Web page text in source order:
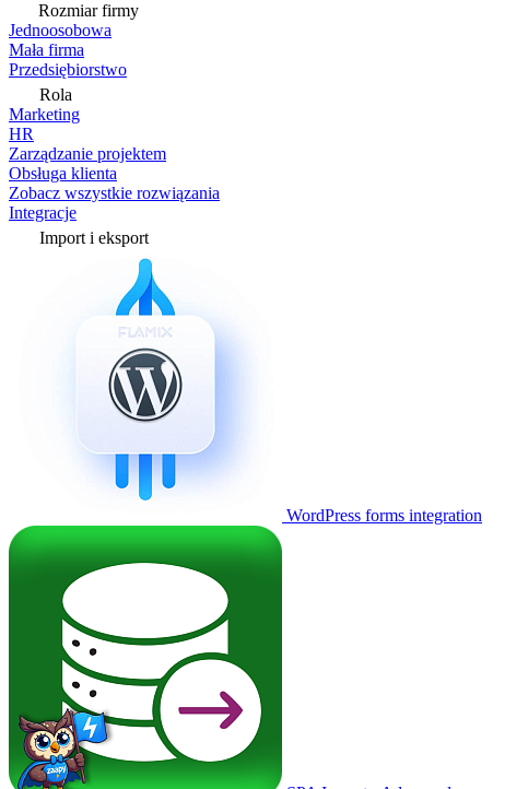
Rozmiar firmy
Jednoosobowa
Mała firma
Przedsiębiorstwo
Rola
Marketing
HR
Zarządzanie projektem
Obsługa klienta
Zobacz wszystkie rozwiązania
Integracje
Import i eksport
WordPress forms integration